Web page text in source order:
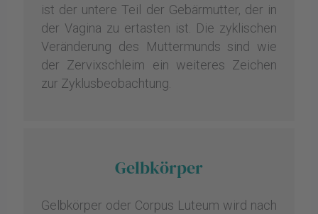
ist der untere Teil der Gebärmutter, der in
der Vagina zu ertasten ist. Die zyklischen
Veränderung des Muttermunds sind wie
der Zervixschleim ein weiteres Zeichen
zur Zyklusbeobachtung.
Gelbkörper
Gelbkörper oder Corpus Luteum wird nach